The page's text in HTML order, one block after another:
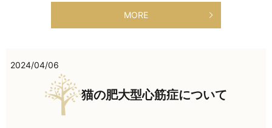
MORE
2024/04/06
猫の肥大型心筋症について